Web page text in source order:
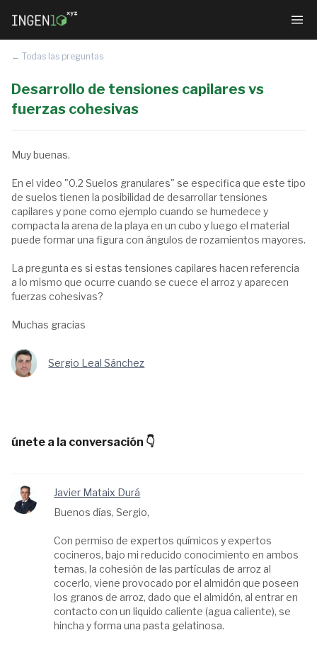
← Todas las preguntas
Desarrollo de tensiones capilares vs
fuerzas cohesivas
Muy buenas.
En el video "0.2 Suelos granulares" se especifica que este tipo
de suelos tienen la posibilidad de desarrollar tensiones
capilares y pone como ejemplo cuando se humedece y
compacta la arena de la playa en un cubo y luego el material
puede formar una figura con ángulos de rozamientos mayores.
La pregunta es si estas tensiones capilares hacen referencia
a lo mismo que ocurre cuando se cuece el arroz y aparecen
fuerzas cohesivas?
Muchas gracias
Sergio Leal Sánchez
únete a la conversación 👇
Javier Mataix Durá
Buenos días, Sergio,
Con permiso de expertos químicos y expertos
cocineros, bajo mi reducido conocimiento en ambos
temas, la cohesión de las partículas de arroz al
cocerlo, viene provocado por el almidón que poseen
los granos de arroz, dado que el almidón, al entrar en
contacto con un liquido caliente (agua caliente), se
hincha y forma una pasta gelatinosa.